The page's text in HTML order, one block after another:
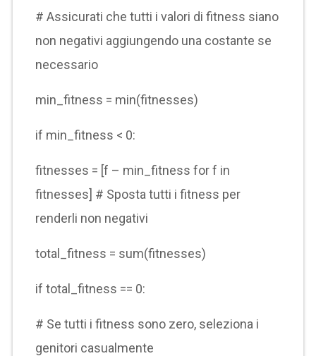
# Assicurati che tutti i valori di fitness siano
non negativi aggiungendo una costante se
necessario
min_fitness = min(fitnesses)
if min_fitness < 0:
fitnesses = [f – min_fitness for f in
fitnesses] # Sposta tutti i fitness per
renderli non negativi
total_fitness = sum(fitnesses)
if total_fitness == 0:
# Se tutti i fitness sono zero, seleziona i
genitori casualmente